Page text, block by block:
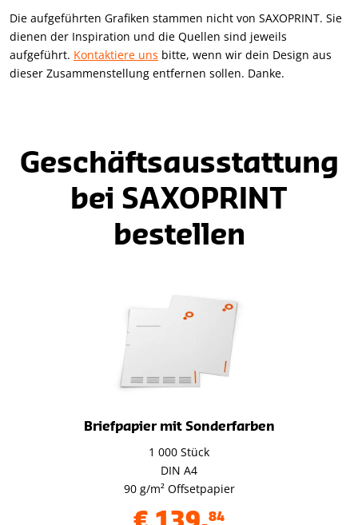
Die aufgeführten Grafiken stammen nicht von SAXOPRINT. Sie
dienen der Inspiration und die Quellen sind jeweils
aufgeführt. Kontaktiere uns bitte, wenn wir dein Design aus
dieser Zusammenstellung entfernen sollen. Danke.
Geschäftsausstattung
bei SAXOPRINT
bestellen
Briefpapier mit Sonderfarben
1 000 Stück
DIN A4
90 g/m² Offsetpapier
84